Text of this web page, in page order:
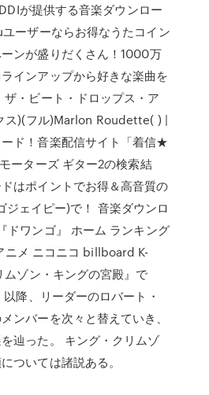
が提供する音楽ダウンロー
ユーザーならお得なうたコイン
ンが盛りだくさん！1000万
インアップから好きな楽曲を
ザ・ビート・ドロップス・ア
ス)(フル)Marlon Roudette( ) |
ド！音楽配信サイト「着信★
ーターズ ギター2の検索結
はポイントでお得＆高音質の
ェイピー)で！ 音楽ダウンロ
ドワンゴ』 ホーム ランキング
ニメ ニコニコ billboard K-
ムゾン・キングの宮殿』で
降、リーダーのロバート・
ンバーを次々と替えていき、
辿った。 キング・クリムゾ
ついては諸説ある。